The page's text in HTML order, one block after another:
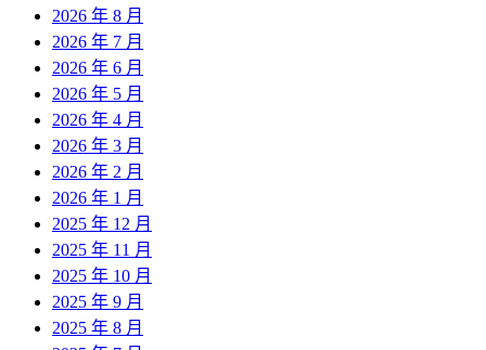
2026 年 8 月
2026 年 7 月
2026 年 6 月
2026 年 5 月
2026 年 4 月
2026 年 3 月
2026 年 2 月
2026 年 1 月
2025 年 12 月
2025 年 11 月
2025 年 10 月
2025 年 9 月
2025 年 8 月